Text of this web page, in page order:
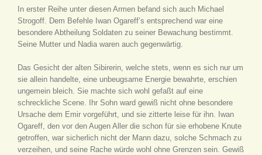
In erster Reihe unter diesen Armen befand sich auch Michael
Strogoff. Dem Befehle Iwan Ogareff’s entsprechend war eine
besondere Abtheilung Soldaten zu seiner Bewachung bestimmt.
Seine Mutter und Nadia waren auch gegenwärtig.
Das Gesicht der alten Sibirerin, welche stets, wenn es sich nur um
sie allein handelte, eine unbeugsame Energie bewahrte, erschien
ungemein bleich. Sie machte sich wohl gefaßt auf eine
schreckliche Scene. Ihr Sohn ward gewiß nicht ohne besondere
Ursache dem Emir vorgeführt, und sie zitterte leise für ihn. Iwan
Ogareff, den vor den Augen Aller die schon für sie erhobene Knute
getroffen, war sicherlich nicht der Mann dazu, solche Schmach zu
verzeihen, und seine Rache würde wohl ohne Grenzen sein. Gewiß